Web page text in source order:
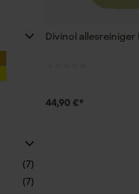
(7)
(7)
Divinol allesreiniger
44,90 €*